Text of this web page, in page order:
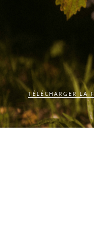
TÉLÉCHARGER LA